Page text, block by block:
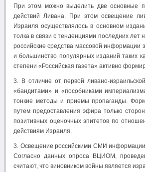
При этом можно выделить две основные
действий Ливана. При этом освещение
Израиля осуществлялось в основном
толка в связи с тенденциями последних
российские средства массовой информации
и большинство популярных изданий таких
степени «Российская газета» активно
3. В отличие от первой ливано-
«бандитами» и «пособниками
тонкие методы и приемы пропаганды.
путем предоставления эфира только
позитивных оценочных эпитетов по
действиям Израиля.
3. Освещение российскими СМИ информации
Согласно данных опроса ВЦИОМ,
считают, что виновником войны является